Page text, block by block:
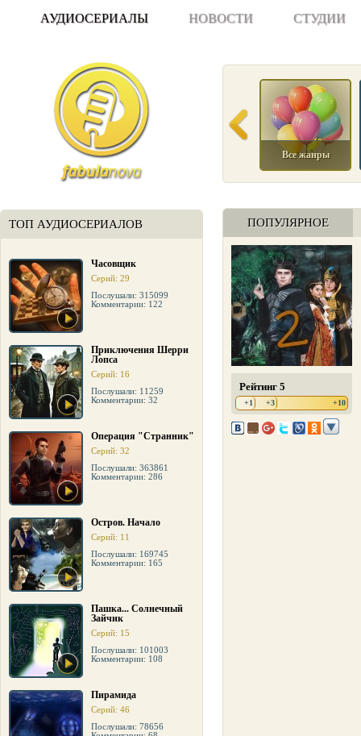
АУДИОСЕРИАЛЫ НОВОСТИ СТУДИИ
ТОП АУДИОСЕРИАЛОВ
Часовщик
Серий: 29
Послушали: 315099
Комментарии: 122
Приключения Шерри
Лопса
Серий: 16
Послушали: 11259
Комментарии: 32
Операция "Странник"
Серий: 32
Послушали: 363861
Комментарии: 286
Остров. Начало
Серий: 11
Послушали: 169745
Комментарии: 165
Пашка... Солнечный
Зайчик
Серий: 15
Послушали: 101003
Комментарии: 108
Пирамида
Серий: 46
Послушали: 78656
Все жанры
ПОПУЛЯРНОЕ
Рейтинг 5
+1 +3 +10